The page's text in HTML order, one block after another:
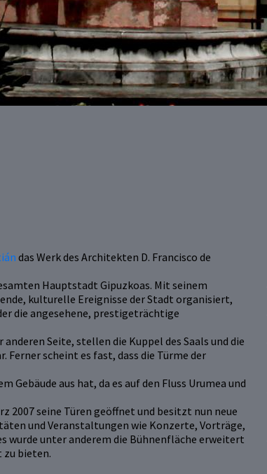
das Werk des Architekten D. Francisco de
Hauptstadt Gipuzkoas. Mit seinem
kulturelle Ereignisse der Stadt organisiert,
die angesehene, prestigeträchtige
Seite, stellen die Kuppel des Saals und die
Ferner scheint es fast, dass die Türme der
aus hat, da es auf den Fluss Urumea und
2007 seine Türen geöffnet und besitzt nun neue
und Veranstaltungen wie Konzerte, Vorträge,
wurde unter anderem die Bühnenfläche erweitert
bieten.